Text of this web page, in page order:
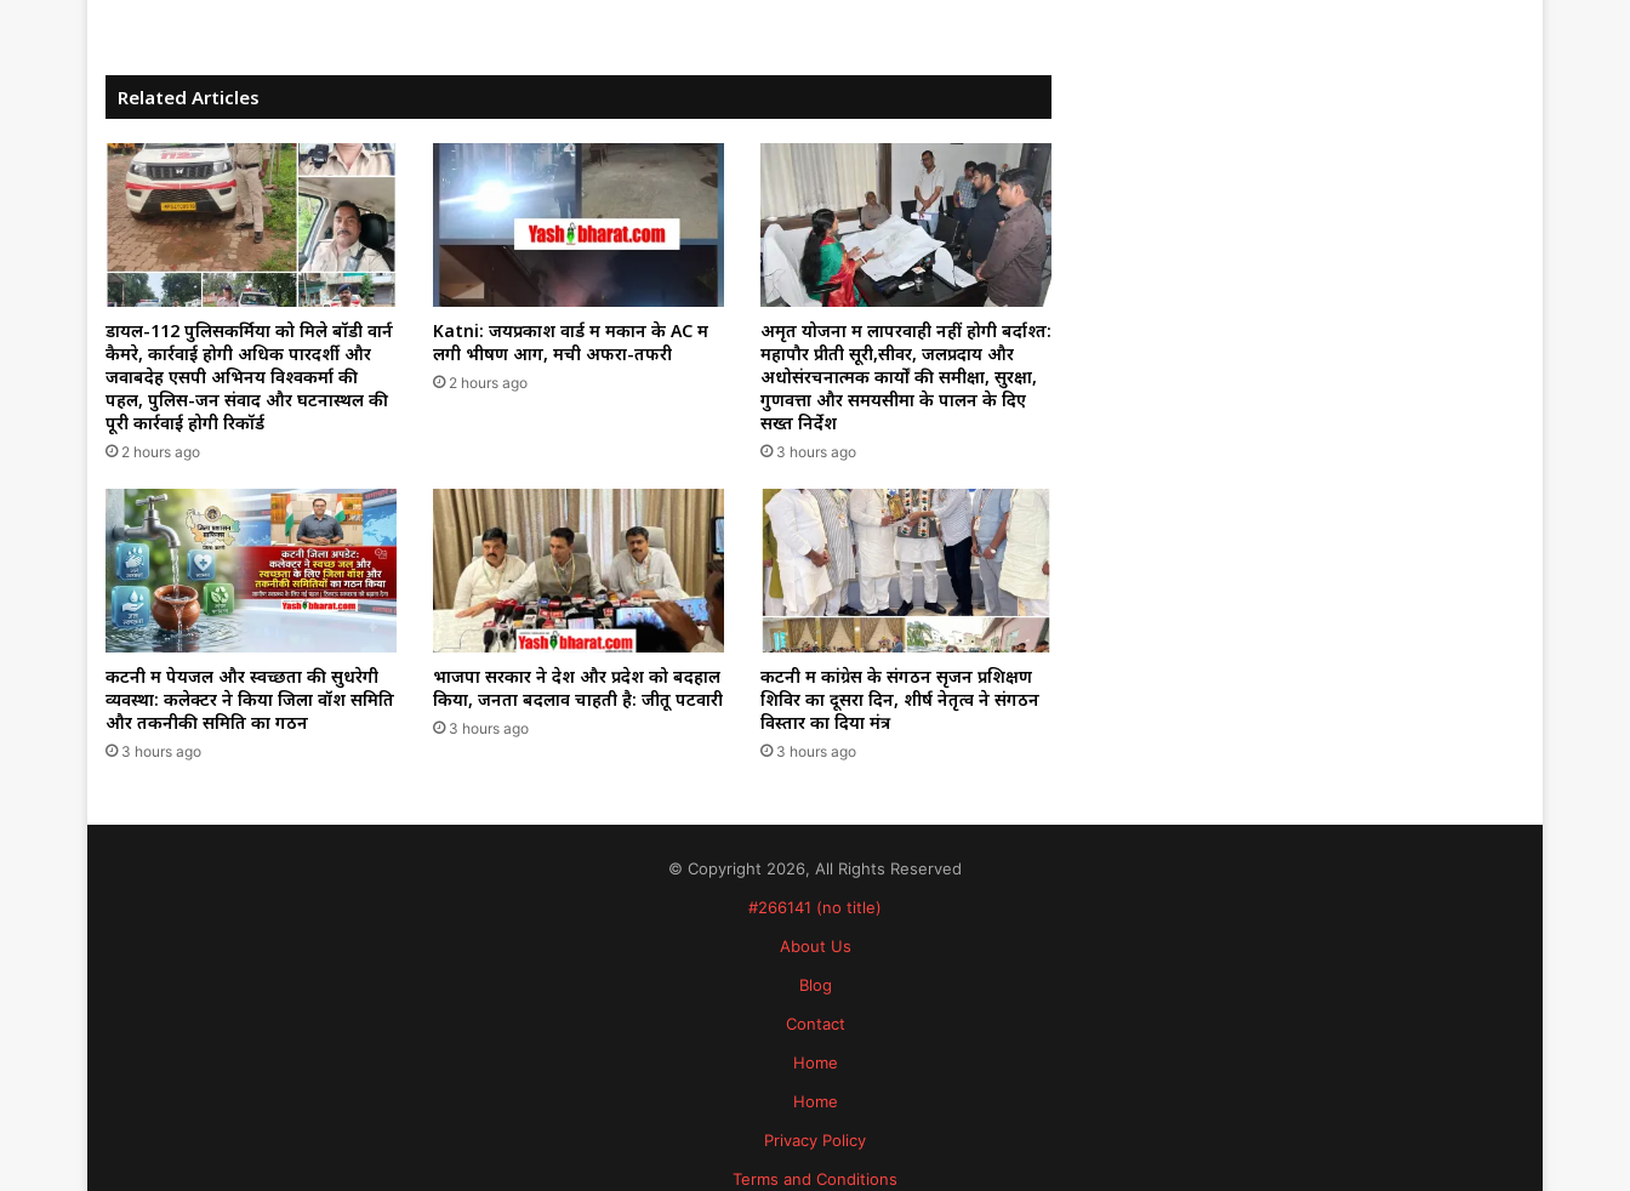
Related Articles
डायल-112 पुलिसकर्मियों को मिले बॉडी वार्न
कैमरे, कार्रवाई होगी अधिक पारदर्शी और
जवाबदेह एसपी अभिनय विश्वकर्मा की
पहल, पुलिस-जन संवाद और घटनास्थल की
पूरी कार्रवाई होगी रिकॉर्ड
2 hours ago
Katni: जयप्रकाश वार्ड में मकान के AC में
लगी भीषण आग, मची अफरा-तफरी
2 hours ago
अमृत योजना में लापरवाही नहीं होगी बर्दाश्त:
महापौर प्रीती सूरी,सीवर, जलप्रदाय और
अधोसंरचनात्मक कार्यों की समीक्षा, सुरक्षा,
गुणवत्ता और समयसीमा के पालन के दिए
सख्त निर्देश
3 hours ago
कटनी में पेयजल और स्वच्छता की सुधरेगी
व्यवस्था: कलेक्टर ने किया जिला वॉश समिति
और तकनीकी समिति का गठन
3 hours ago
भाजपा सरकार ने देश और प्रदेश को बदहाल
किया, जनता बदलाव चाहती है: जीतू पटवारी
3 hours ago
कटनी में कांग्रेस के संगठन सृजन प्रशिक्षण
शिविर का दूसरा दिन, शीर्ष नेतृत्व ने संगठन
विस्तार का दिया मंत्र
3 hours ago
© Copyright 2026, All Rights Reserved
#266141 (no title)
About Us
Blog
Contact
Home
Home
Privacy Policy
Terms and Conditions